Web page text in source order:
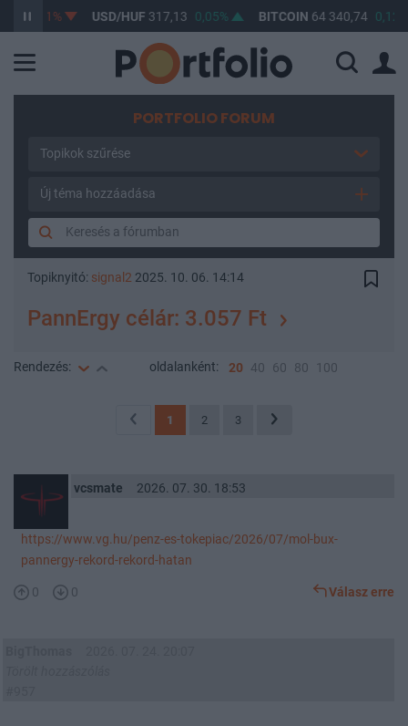
-0,01% USD/HUF317,13 0,05% BITCOIN64 340,74 0,12%
PORTFOLIO FORUM
Topikok szűrése
Új téma hozzáadása
Topiknyitó: signal2 2025. 10. 06. 14:14
PannErgy célár: 3.057 Ft
Rendezés: oldalanként: 20 40 60 80 100
1 2 3
vcsmate 2026. 07. 30. 18:53
https://www.vg.hu/penz-es-tokepiac/2026/07/mol-bux-
pannergy-rekord-rekord-hatan
0 0 Válasz erre